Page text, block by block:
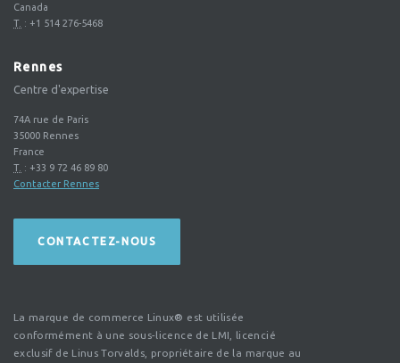
Canada
T. : +1 514 276-5468
Rennes
Centre d'expertise
74A rue de Paris
35000 Rennes
France
T. : +33 9 72 46 89 80
Contacter Rennes
CONTACTEZ-NOUS
La marque de commerce Linux® est utilisée
conformément à une sous-licence de LMI, licencié
exclusif de Linus Torvalds, propriétaire de la marque au